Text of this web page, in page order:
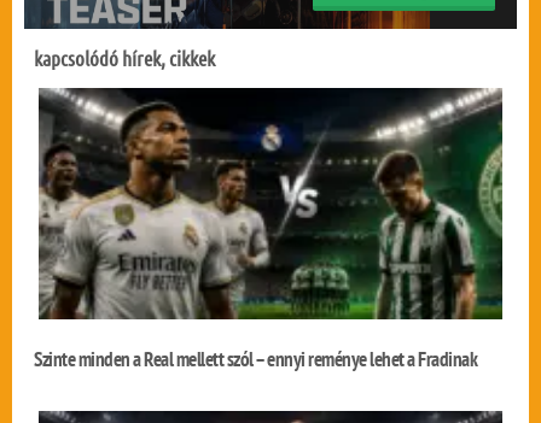
kapcsolódó hírek, cikkek
Szinte minden a Real mellett szól – ennyi reménye lehet a Fradinak